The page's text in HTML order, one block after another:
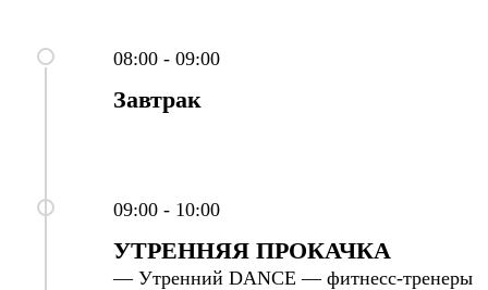
08:00 - 09:00
Завтрак
09:00 - 10:00
УТРЕННЯЯ ПРОКАЧКА
— Утренний DANCE — фитнесс-тренеры